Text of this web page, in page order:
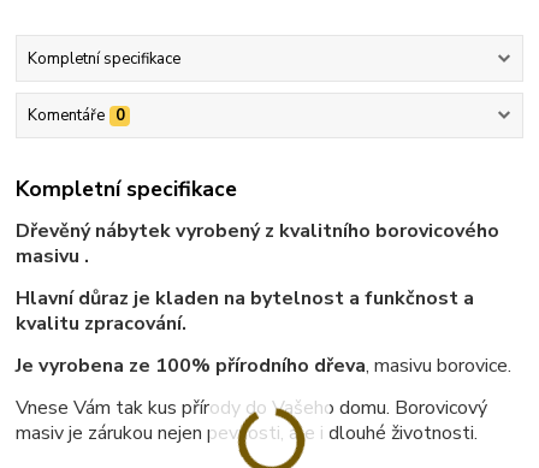
Kompletní specifikace
Komentáře 0
Kompletní specifikace
Dřevěný nábytek vyrobený z kvalitního borovicového
masivu .
Hlavní důraz je kladen na bytelnost a funkčnost a
kvalitu zpracování.
Je vyrobena ze 100% přírodního dřeva, masivu borovice.
Vnese Vám tak kus přírody do Vašeho domu. Borovicový
masiv je zárukou nejen pevnosti, ale i dlouhé životnosti.